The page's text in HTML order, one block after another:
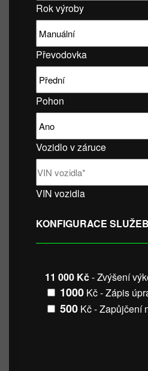
Rok výroby
Převodovka
Pohon
Vozidlo v záruce
VIN vozidla
KONFIGURACE
11 000 Kč- Zvýšení
1000 Kč - Zápis
500 Kč - Zapůjčení